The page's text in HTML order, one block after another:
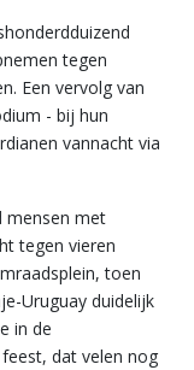
tegen
Een vervolg van
- bij hun
vannacht via
mensen met
tegen vieren
toen
Uruguay duidelijk
in de
dat velen nog